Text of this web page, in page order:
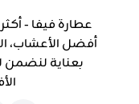
أفضل الأعشاب،
بعناية لنضمن